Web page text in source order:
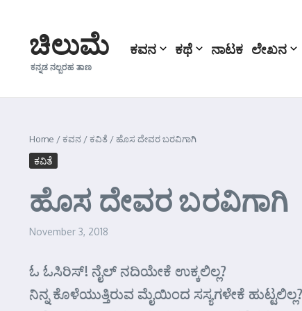
ಚಿಲುಮೆ
ಕನ್ನಡ ನಲ್ಬರಹ ತಾಣ
ಕವನ ಕಥೆ ನಾಟಕ ಲೇಖನ
Home /ಕವನ /ಕವಿತೆ /ಹೊಸ ದೇವರ ಬರವಿಗಾಗಿ
ಕವಿತೆ
ಹೊಸ ದೇವರ ಬರವಿಗಾಗಿ
November 3, 2018
ಓ ಓಸಿರಿಸ್! ನೈಲ್ ನದಿಯೇಕೆ ಉಕ್ಕಲಿಲ್ಲ?
ನಿನ್ನ ಕೊಳೆಯುತ್ತಿರುವ ಮೈಯಿಂದ ಸಸ್ಯಗಳೇಕೆ ಹುಟ್ಟಲಿಲ್ಲ?